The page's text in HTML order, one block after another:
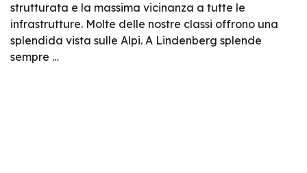
strutturata e la massima vicinanza a tutte le
infrastrutture. Molte delle nostre classi offrono una
splendida vista sulle Alpi. A Lindenberg splende
sempre …